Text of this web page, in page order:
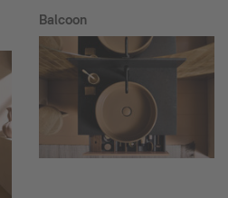
Balcoon